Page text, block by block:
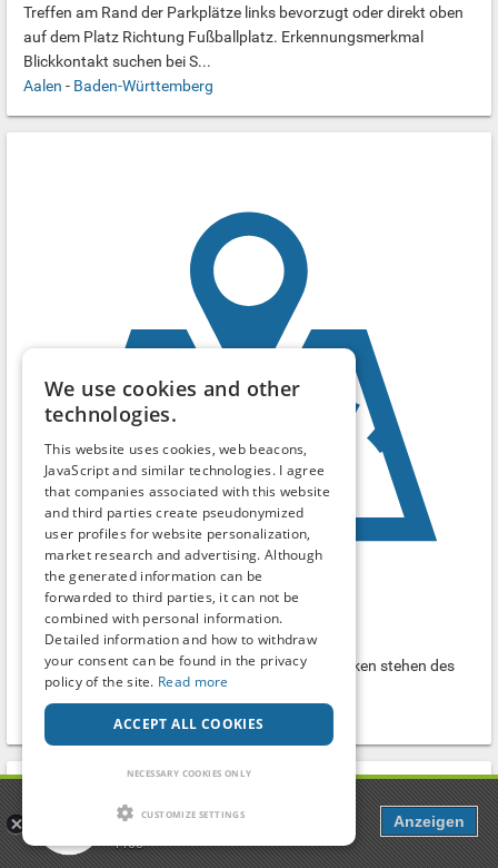
Treffen am Rand der Parkplätze links bevorzugt oder direkt oben
auf dem Platz Richtung Fußballplatz. Erkennungsmerkmal
Blickkontakt suchen bei S...
Aalen - Baden-Württemberg
LKW Spannerparkplatz
Parking lot
Am Ende des Industriegebietes wo die LKWs parken stehen des
öfteren Paare die sich im Auto vergnügen.
Neresheim
Dating, Chat & more
Free
Anzeigen
We use cookies and other
technologies.
This website uses cookies, web beacons,
JavaScript and similar technologies. I agree
that companies associated with this website
and third parties create pseudonymized
user profiles for website personalization,
market research and advertising. Although
the generated information can be
forwarded to third parties, it can not be
combined with personal information.
Detailed information and how to withdraw
your consent can be found in the privacy
policy of the site. Read more
ACCEPT ALL COOKIES
NECESSARY COOKIES ONLY
CUSTOMIZE SETTINGS